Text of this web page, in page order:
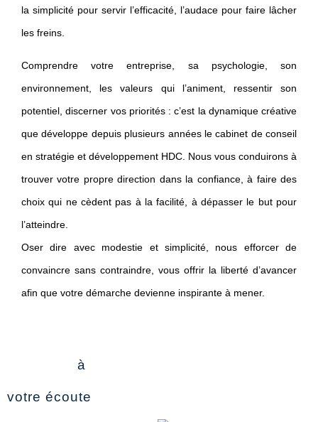
la simplicité pour servir l’efficacité, l’audace pour faire lâcher
les freins.
Comprendre votre entreprise, sa psychologie, son
environnement, les valeurs qui l’animent, ressentir son
potentiel, discerner vos priorités : c’est la dynamique créative
que développe depuis plusieurs années le cabinet de conseil
en stratégie et développement HDC. Nous vous conduirons à
trouver votre propre direction dans la confiance, à faire des
choix qui ne cèdent pas à la facilité, à dépasser le but pour
l’atteindre.
Oser dire avec modestie et simplicité, nous efforcer de
convaincre sans contraindre, vous offrir la liberté d’avancer
afin que votre démarche devienne inspirante à mener.
à
votre écoute